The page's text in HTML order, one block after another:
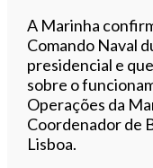
A Marinha
Comando Naval
presidencial e
sobre o
Operações da
Coordenador de
Lisboa.